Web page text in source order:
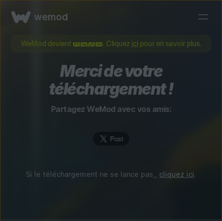
wemod
WeMod devient . Cliquez ici pour en savoir plus.
Merci de votre
téléchargement !
Partagez WeMod avec vos amis:
Si le téléchargement ne se lance pas,, cliquez ici.